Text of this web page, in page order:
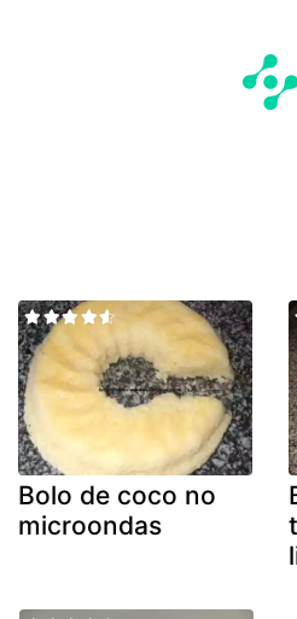
Bolo de coco no
microondas